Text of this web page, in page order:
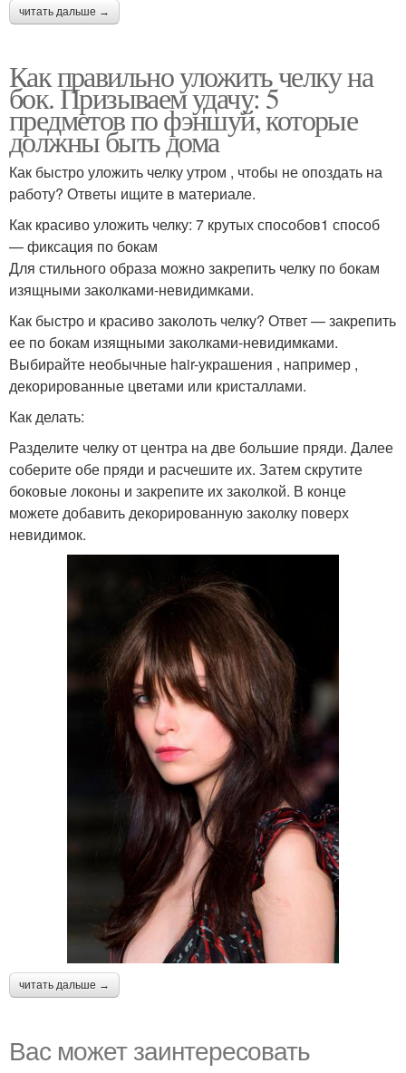
читать дальше →
Как правильно уложить челку на
бок. Призываем удачу: 5
предметов по фэншуй, которые
должны быть дома
Как быстро уложить челку утром , чтобы не опоздать на
работу? Ответы ищите в материале.
Как красиво уложить челку: 7 крутых способов1 способ
— фиксация по бокам
Для стильного образа можно закрепить челку по бокам
изящными заколками-невидимками.
Как быстро и красиво заколоть челку? Ответ — закрепить
ее по бокам изящными заколками-невидимками.
Выбирайте необычные hair-украшения , например ,
декорированные цветами или кристаллами.
Как делать:
Разделите челку от центра на две большие пряди. Далее
соберите обе пряди и расчешите их. Затем скрутите
боковые локоны и закрепите их заколкой. В конце
можете добавить декорированную заколку поверх
невидимок.
читать дальше →
Вас может заинтересовать